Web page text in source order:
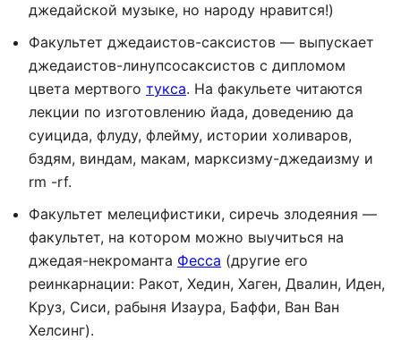
джедайской музыке, но народу нравится!)
Факультет джедаистов-саксистов — выпускает
джедаистов-линупсосаксистов с дипломом
цвета мертвого тукса. На факульете читаются
лекции по изготовлению йада, доведению да
суицида, флуду, флейму, истории холиваров,
бздям, виндам, макам, марксизму-джедаизму и
rm -rf.
Факультет мелецифистики, сиречь злодеяния —
факультет, на котором можно выучиться на
джедая-некроманта Фесса (другие его
реинкарнации: Ракот, Хедин, Хаген, Двалин, Иден,
Круз, Сиси, рабыня Изаура, Баффи, Ван Ван
Хелсинг).